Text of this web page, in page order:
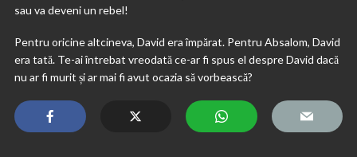
sau va deveni un rebel!
Pentru oricine altcineva, David era împărat. Pentru Absalom, David
era tată. Te-ai întrebat vreodată ce-ar fi spus el despre David dacă
nu ar fi murit și ar mai fi avut ocazia să vorbească?